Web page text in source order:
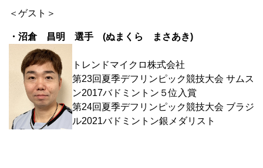
＜ゲスト＞
・沼倉 昌明 選手 (ぬまくら まさあき)
トレンドマイクロ株式会社
第23回夏季デフリンピック競技大会 サムス
ン2017バドミントン５位入賞
第24回夏季デフリンピック競技大会 ブラジ
ル2021バドミントン銀メダリスト